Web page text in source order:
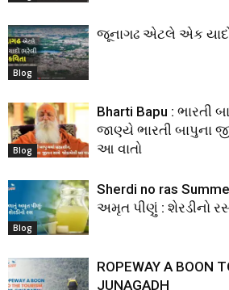
Blog
જૂનાગઢ એટલે એક યાદો
Blog
Bharti Bapu : ભારતી
જાણ્યે ભારતી બાપુના
આ વાતો
Blog
Sherdi no ras
અમૃત પીણું : શેરડીનો
ROPEWAY A BOON
JUNAGADH